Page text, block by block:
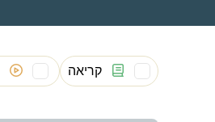
קריאה